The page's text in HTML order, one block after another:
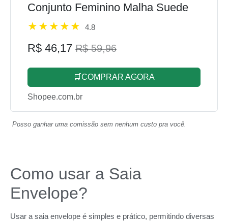
Conjunto Feminino Malha Suede
4.8
R$ 46,17 R$ 59,96
🛒COMPRAR AGORA
Shopee.com.br
Posso ganhar uma comissão sem nenhum custo pra você.
Como usar a Saia
Envelope?
Usar a saia envelope é simples e prático, permitindo diversas